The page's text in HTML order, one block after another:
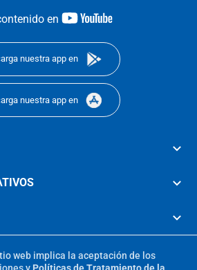
en
youtube-
nuestra app en
nuestra app en
web implica la aceptación de los